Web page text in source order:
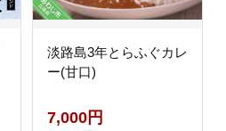
淡路島3年とらふぐカレ
ー(甘口)
7,000円